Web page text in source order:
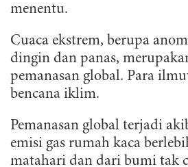
menentu.
Cuaca ekstrem, berupa
dingin dan panas,
pemanasan global. Para
bencana iklim.
Pemanasan global terjadi
emisi gas rumah kaca
matahari dan dari bumi tak